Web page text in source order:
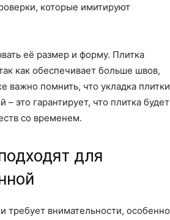
которые имитируют
её размер и форму. Плитка
как обеспечивает больше швов,
важно помнить, что укладка плитки
это гарантирует, что плитка будет
со временем.
для
требует внимательности, особенно